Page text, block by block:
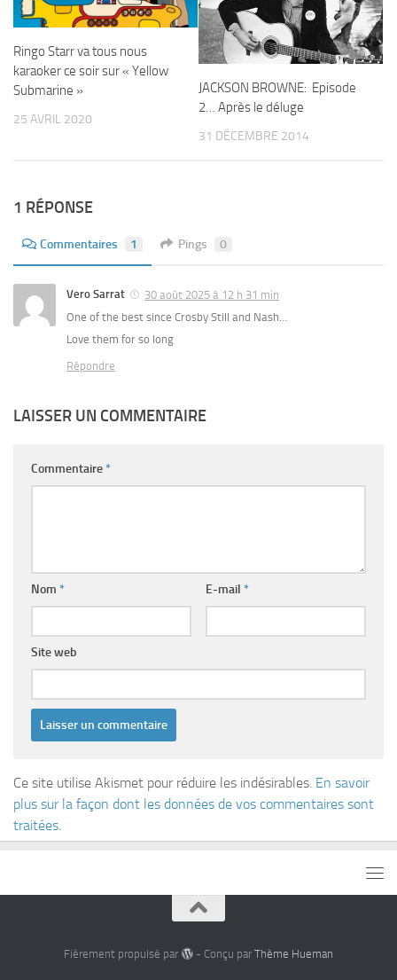
Ringo Starr va tous nous
karaoker ce soir sur « Yellow
Submarine »
25 AVRIL 2020
JACKSON BROWNE: Episode
2… Après le déluge
31 DÉCEMBRE 2014
1 RÉPONSE
Commentaires 1 Pings 0
Vero Sarrat
30 août 2025 à 12 h 31 min
One of the best since Crosby Still and Nash…
Love them for so long
Répondre
LAISSER UN COMMENTAIRE
Commentaire*
Nom * E-mail *
Site web
Ce site utilise Akismet pour réduire les indésirables. En savoir
plus sur la façon dont les données de vos commentaires sont
traitées
Fièrement propulsé par - Conçu par Thème Hueman